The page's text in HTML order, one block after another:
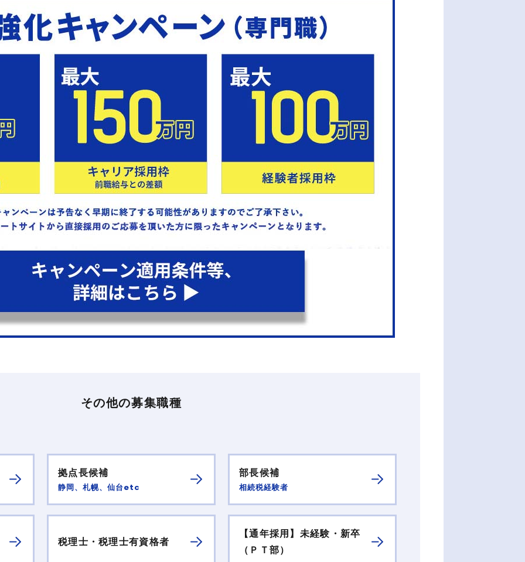
その他の募集職種
拠点長候補
静岡、札幌、仙台etc
部長候補
相続税経験者
税理士・税理士有資格者
【通年採用】未経験・新卒
（ＰＴ部）